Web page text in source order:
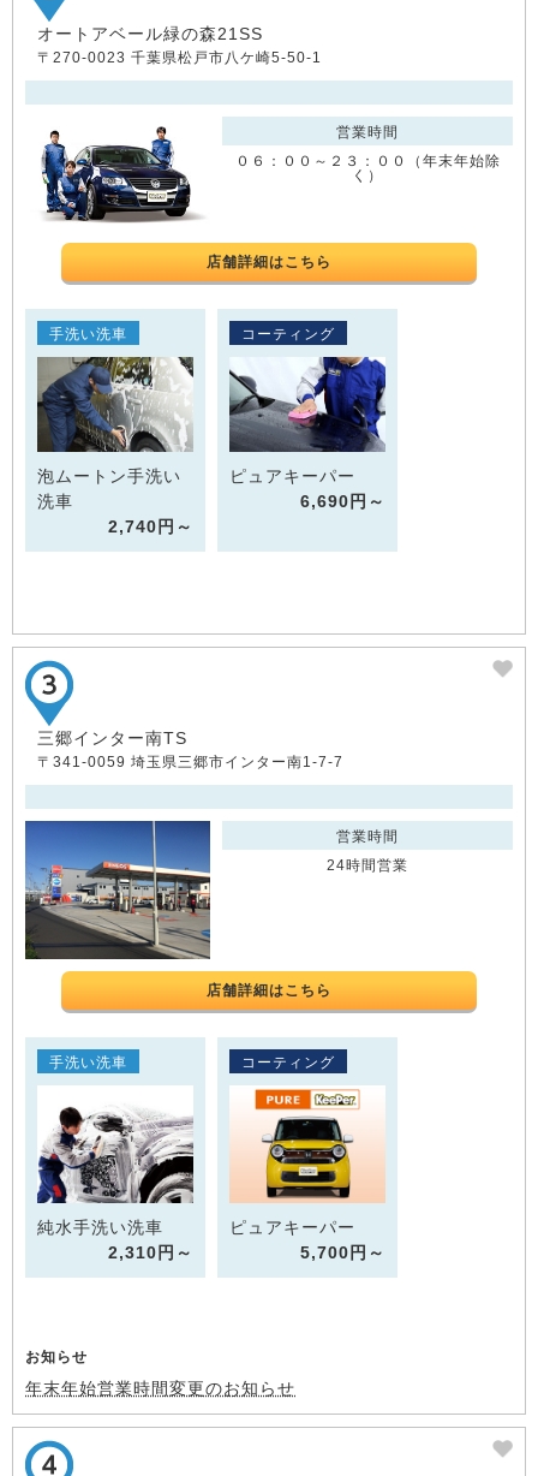
オートアベール緑の森21SS
〒270-0023 千葉県松戸市八ケ崎5-50-1
営業時間
０６：００～２３：００（年末年始除
く）
店舗詳細はこちら
手洗い洗車
泡ムートン手洗い
洗車
2,740円～
コーティング
ピュアキーパー
6,690円～
三郷インター南TS
〒341-0059 埼玉県三郷市インター南1-7-7
営業時間
24時間営業
店舗詳細はこちら
手洗い洗車
純水手洗い洗車
2,310円～
コーティング
ピュアキーパー
5,700円～
お知らせ
年末年始営業時間変更のお知らせ